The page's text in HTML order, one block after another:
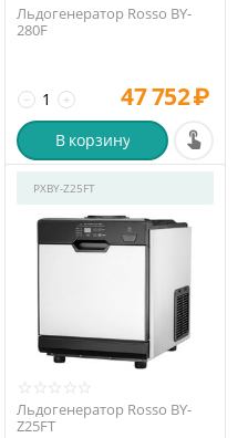
Льдогенератор Rosso BY-
280F
+
− 47 752₽
В корзину
РХBY-Z25FT
Льдогенератор Rosso BY-
Z25FT